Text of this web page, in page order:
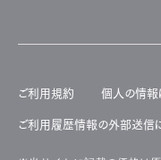
ご利用規約 個人の情報
ご利用履歴情報の外部送信